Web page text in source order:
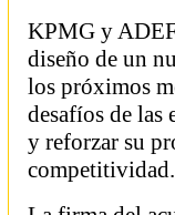
KPMG y
diseño de un
los próximos
desafíos de las
y reforzar su
competitividad.